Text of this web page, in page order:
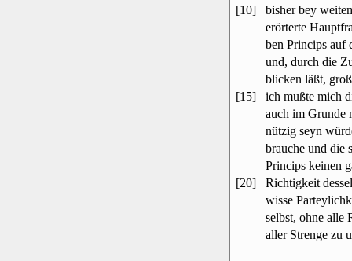
[10]
bisher bey
erörterte
ben Princips auf
und, durch die
blicken läßt,
[15]
ich mußte mich
auch im Grunde
nützig seyn
brauche und die
Princips keinen
[20]
Richtigkeit
wisse
selbst, ohne alle
aller Strenge zu